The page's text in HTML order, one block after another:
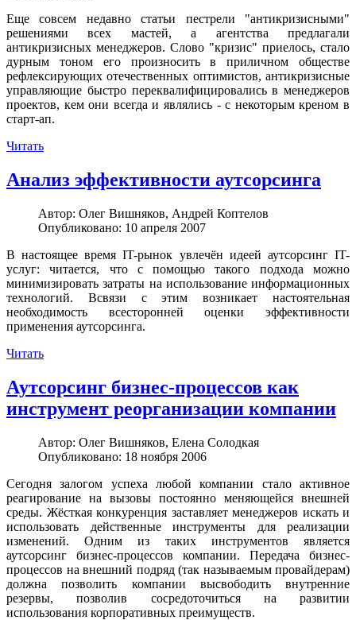
Еще совсем недавно статьи пестрели "антикризисными"
решениями всех мастей, а агентства предлагали
антикризисных менеджеров. Слово "кризис" приелось, стало
дурным тоном его произносить в приличном обществе
рефлексирующих отечественных оптимистов, антикризисные
управляющие быстро переквалифицировались в менеджеров
проектов, кем они всегда и являлись - с некоторым креном в
старт-ап.
Читать
Анализ эффективности аутсорсинга
Автор: Олег Вишняков, Андрей Коптелов
Опубликовано: 10 апреля 2007
В настоящее время IT-рынок увлечён идеей аутсорсинг IT-
услуг: читается, что с помощью такого подхода можно
минимизировать затраты на использование информационных
технологий. Всвязи с этим возникает настоятельная
необходимость всесторонней оценки эффективности
применения аутсорсинга.
Читать
Аутсорсинг бизнес-процессов как
инструмент реорганизации компании
Автор: Олег Вишняков, Елена Солодкая
Опубликовано: 18 ноября 2006
Сегодня залогом успеха любой компании стало активное
реагирование на вызовы постоянно меняющейся внешней
среды. Жёсткая конкуренция заставляет менеджеров искать и
использовать действенные инструменты для реализации
изменений. Одним из таких инструментов является
аутсорсинг бизнес-процессов компании. Передача бизнес-
процессов на внешний подряд (так называемым провайдерам)
должна позволить компании высвободить внутренние
резервы, позволив сосредоточиться на развитии
использования корпоративных преимуществ.